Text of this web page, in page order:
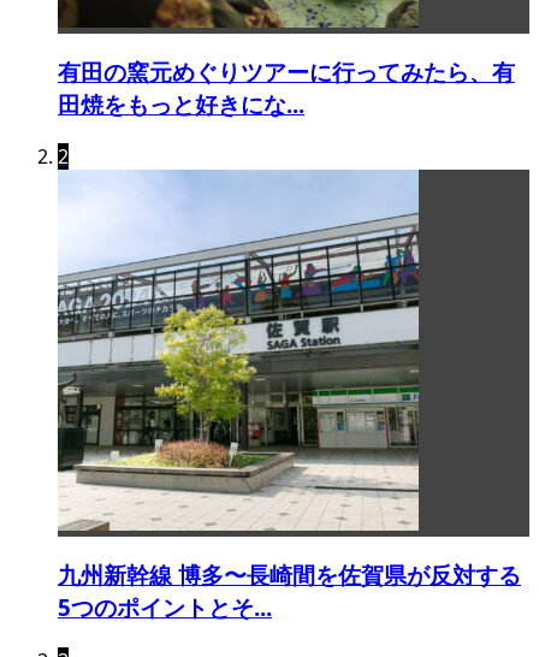
有田の窯元めぐりツアーに行ってみたら、有
田焼をもっと好きにな...
2
九州新幹線 博多〜長崎間を佐賀県が反対する
5つのポイントとそ...